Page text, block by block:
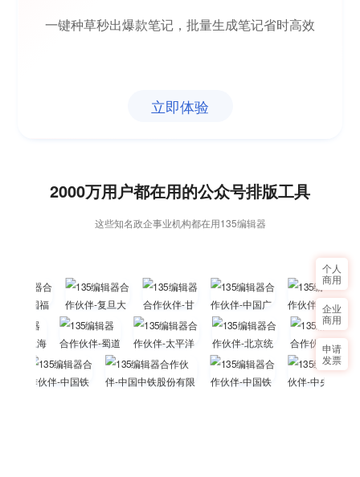
个人
商用
企业
商用
申请
发票
一键种草秒出爆款笔记，批量生成笔记省时高效
立即体验
2000万用户都在用的公众号排版工具
这些知名政企事业机构都在用135编辑器